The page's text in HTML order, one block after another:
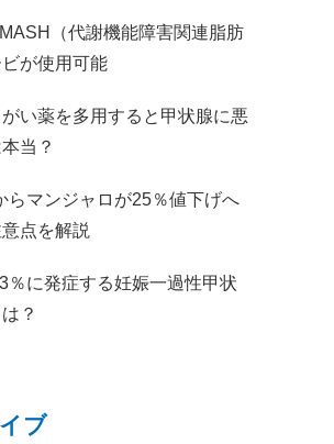
（代謝機能障害関連脂肪
が使用可能
い薬を多用すると甲状腺に悪
当？
らマンジャロが25％値下げへ
点を解説
％に発症する妊娠一過性甲状
？
ブ